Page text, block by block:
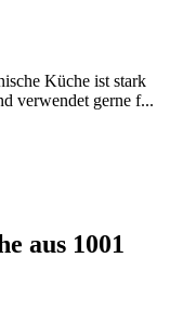
Küche ist stark
verwendet gerne f...
aus 1001